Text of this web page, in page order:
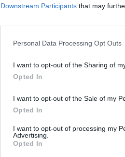
Downstream Participants that may
Personal Data Processing Opt Outs
I want to opt-out of the Sharing of
Opted In
I want to opt-out of the Sale of my
Opted In
I want to opt-out of processing my
Advertising.
Opted In